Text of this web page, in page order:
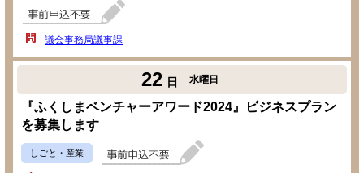
議会事務局議事課
22 日 水曜日
『ふくしまベンチャーアワード2024』ビジネスプラン
を募集します
しごと・産業